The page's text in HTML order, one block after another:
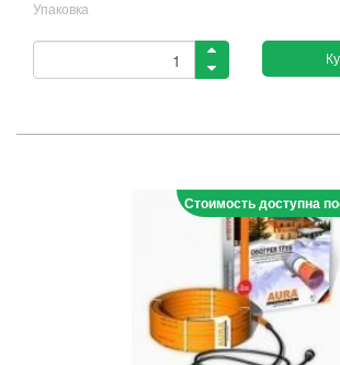
Упаковка
Стоимость доступна